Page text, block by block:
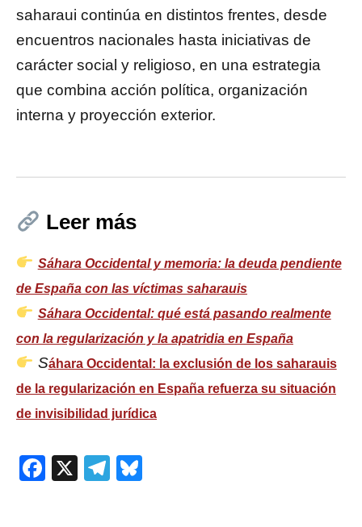
saharaui continúa en distintos frentes, desde
encuentros nacionales hasta iniciativas de
carácter social y religioso, en una estrategia
que combina acción política, organización
interna y proyección exterior.
Leer más
Sáhara Occidental y memoria: la deuda pendiente
de España con las víctimas saharauis
Sáhara Occidental: qué está pasando realmente
con la regularización y la apatridia en España
Sáhara Occidental: la exclusión de los saharauis
de la regularización en España refuerza su situación
de invisibilidad jurídica
Facebook
X Telegram